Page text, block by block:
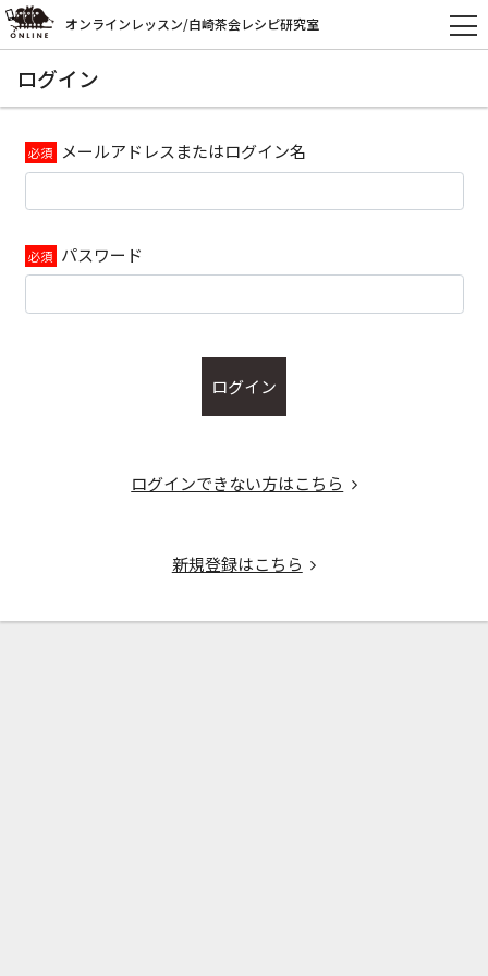
オンラインレッスン/白崎茶会レシピ研究室
ログイン
メールアドレスまたはログイン名
パスワード
ログイン
ログインできない方はこちら
新規登録はこちら